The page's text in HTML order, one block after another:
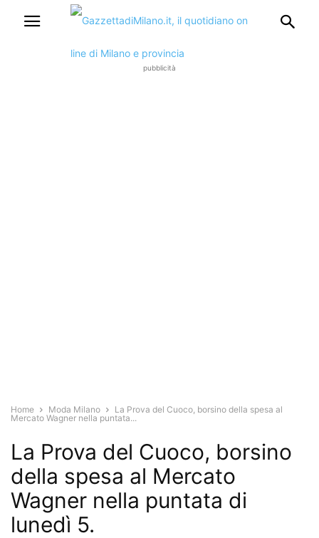
pubblicità
Home Moda Milano
La Prova del Cuoco, borsino della spesa al
Mercato Wagner nella puntata...
La Prova del Cuoco, borsino
della spesa al Mercato
Wagner nella puntata di
lunedì 5.